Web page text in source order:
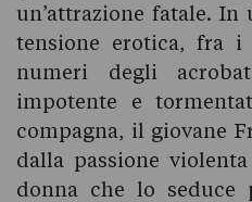
un’attrazione fatale. In
tensione erotica, fra
numeri degli
impotente e
compagna, il giovane
dalla passione
donna che lo seduce